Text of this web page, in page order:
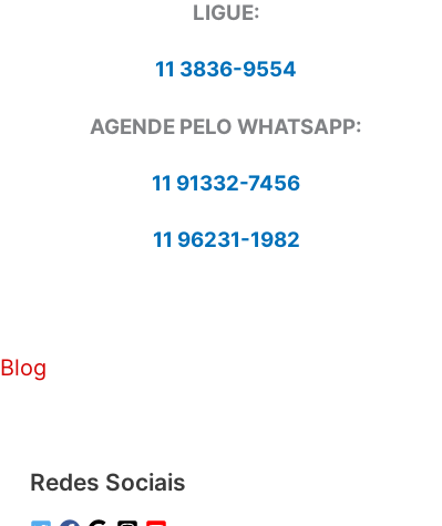
LIGUE:
11 3836-9554
AGENDE PELO WHATSAPP:
11 91332-7456
11 96231-1982
Blog
Redes Sociais